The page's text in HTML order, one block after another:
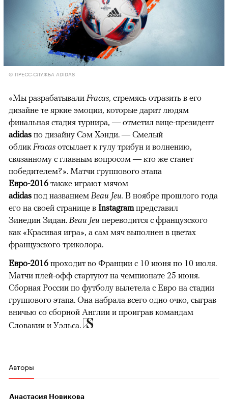
© ПРЕСС-СЛУЖБА ADIDAS
«Мы разрабатывали Fracas, стремясь отразить в его
дизайне те яркие эмоции, которые дарит людям
финальная стадия турнира, — отметил вице-президент
adidas по дизайну Сэм Хэнди. — Смелый
облик Fracas отсылает к гулу трибун и волнению,
связанному с главным вопросом — кто же станет
победителем?». Матчи группового этапа
Евро-2016 также играют мячом
adidas под названием Beau Jeu. В ноябре прошлого года
его на своей странице в Instagramпредставил
Зинедин Зидан. Beau Jeu переводится с французского
как «Красивая игра», а сам мяч выполнен в цветах
французского триколора.
Евро-2016 проходит во Франции с 10 июня по 10 июля.
Матчи плей-офф стартуют на чемпионате 25 июня.
Сборная России по футболу вылетела с Евро на стадии
группового этапа. Она набрала всего одно очко, сыграв
вничью со сборной Англии и проиграв командам
Словакии и Уэльса.
Авторы
Анастасия Новикова